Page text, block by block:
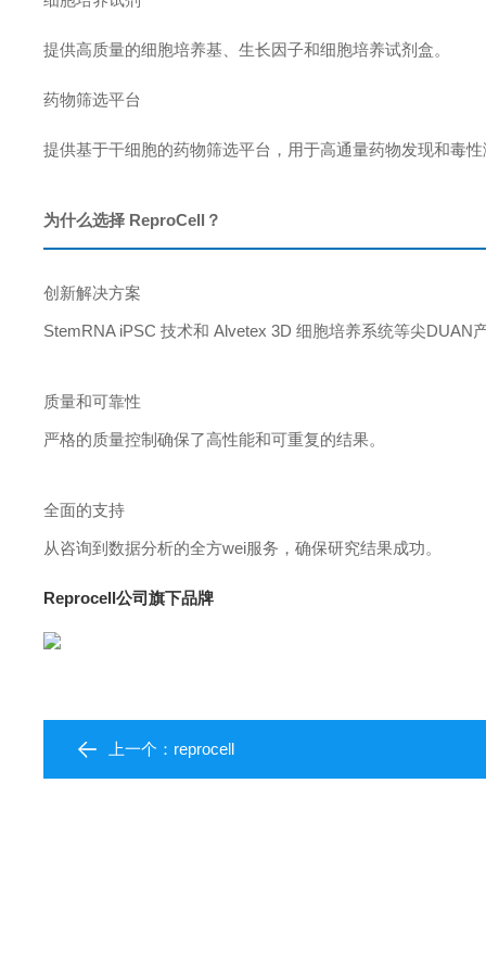
提供高质量的细胞培养基、生长因子和细胞培养试剂盒。
药物筛选平台
提供基于干细胞的药物筛选平台，用于高通量药物发现和毒性
为什么选择 ReproCell？
创新解决方案
StemRNA iPSC 技术和 Alvetex 3D 细胞培养系统等尖DUAN产
质量和可靠性
严格的质量控制确保了高性能和可重复的结果。
全面的支持
从咨询到数据分析的全方wei服务，确保研究结果成功。
Reprocell公司旗下品牌
上一个： reprocell​